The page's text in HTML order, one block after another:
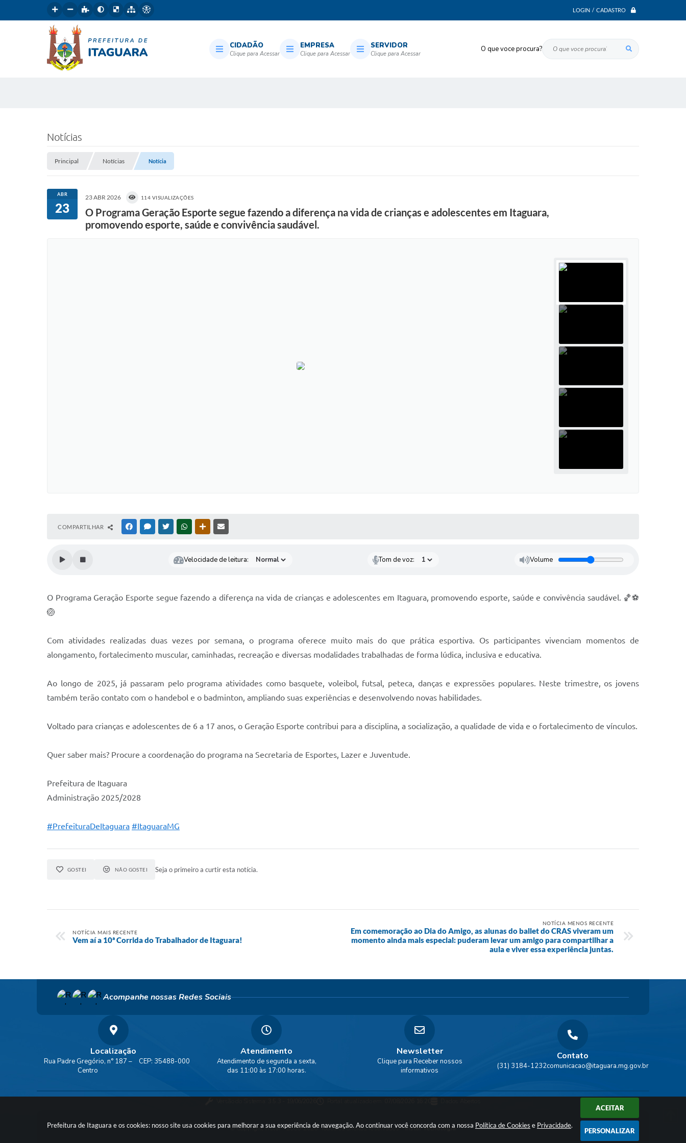
Prefeitura de Itaguara e os cookies: nosso site usa cookies para melhorar a sua experiência de navegação. Ao continuar você concorda com a nossa Política de Cookies e Privacidade.
ACEITAR
PERSONALIZAR
LOGIN / CADASTRO
O que voce procura?
CIDADÃO EMPRESA SERVIDOR
Notícias
Principal Notícias Notícia
ABR
23
23 ABR 2026 114 VISUALIZAÇÕES
O Programa Geração Esporte segue fazendo a diferença na vida de crianças e adolescentes em Itaguara,
promovendo esporte, saúde e convivência saudável.
COMPARTILHAR FACEBOOKMESSENGER
TWITTERWHATSAPPOUTRAS MÍDIAS
Velocidade de leitura: Tom de voz: Volume
O Programa Geração Esporte segue fazendo a diferença na vida de crianças e adolescentes em Itaguara, promovendo esporte, saúde e convivência saudável. 🏀⚽
🏐
Com atividades realizadas duas vezes por semana, o programa oferece muito mais do que prática esportiva. Os participantes vivenciam momentos de
alongamento, fortalecimento muscular, caminhadas, recreação e diversas modalidades trabalhadas de forma lúdica, inclusiva e educativa.
Ao longo de 2025, já passaram pelo programa atividades como basquete, voleibol, futsal, peteca, danças e expressões populares. Neste trimestre, os jovens
também terão contato com o handebol e o badminton, ampliando suas experiências e desenvolvendo novas habilidades.
Voltado para crianças e adolescentes de 6 a 17 anos, o Geração Esporte contribui para a disciplina, a socialização, a qualidade de vida e o fortalecimento de vínculos.
Quer saber mais? Procure a coordenação do programa na Secretaria de Esportes, Lazer e Juventude.
Prefeitura de Itaguara
Administração 2025/2028
#PrefeituraDeItaguara #ItaguaraMG
GOSTEI NÃO GOSTEI Seja o primeiro a curtir esta notícia.
NOTÍCIA MAIS RECENTE
Vem aí a 10ª Corrida do Trabalhador de Itaguara!
NOTÍCIA MENOS RECENTE
Em comemoração ao Dia do Amigo, as alunas do ballet do CRAS viveram um
momento ainda mais especial: puderam levar um amigo para compartilhar a
aula e viver essa experiência juntas.
Acompanhe nossas Redes Sociais
Localização
Rua Padre Gregório, n° 187 –
Centro
CEP: 35488-000 Contato
(31) 3184-1232comunicacao@itaguara.mg.gov.br
Atendimento
Atendimento de segunda a sexta,
das 11:00 às 17:00 horas.
Newsletter
Clique para Receber nossos
informativos
© Copyright Instar - 2006-2026. Todos os direitos reservados -Instar Tecnologia